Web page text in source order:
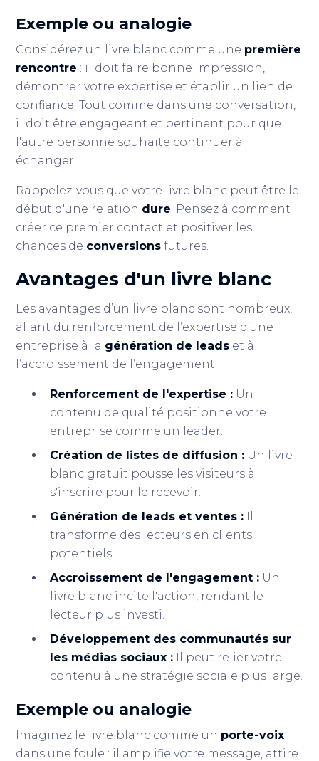
Exemple ou analogie
Considérez un livre blanc comme une première
rencontre : il doit faire bonne impression,
démontrer votre expertise et établir un lien de
confiance. Tout comme dans une conversation,
il doit être engageant et pertinent pour que
l'autre personne souhaite continuer à
échanger.
Rappelez-vous que votre livre blanc peut être le
début d'une relation dure. Pensez à comment
créer ce premier contact et positiver les
chances de conversions futures.
Avantages d'un livre blanc
Les avantages d’un livre blanc sont nombreux,
allant du renforcement de l’expertise d’une
entreprise à la génération de leads et à
l’accroissement de l’engagement.
Renforcement de l'expertise : Un
contenu de qualité positionne votre
entreprise comme un leader.
Création de listes de diffusion : Un livre
blanc gratuit pousse les visiteurs à
s'inscrire pour le recevoir.
Génération de leads et ventes : Il
transforme des lecteurs en clients
potentiels.
Accroissement de l'engagement : Un
livre blanc incite l'action, rendant le
lecteur plus investi.
Développement des communautés sur
les médias sociaux : Il peut relier votre
contenu à une stratégie sociale plus large.
Exemple ou analogie
Imaginez le livre blanc comme un porte-voix
dans une foule : il amplifie votre message, attire